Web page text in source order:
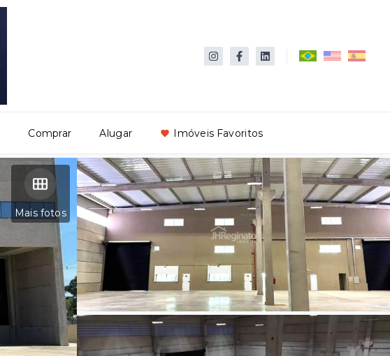
Comprar Alugar Imóveis Favoritos
Mais fotos